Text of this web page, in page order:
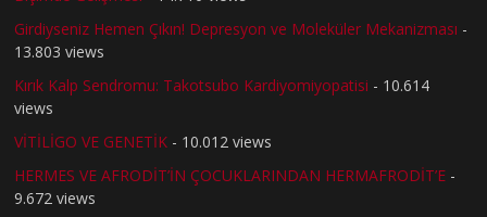
Girdiyseniz Hemen Çıkın! Depresyon ve Moleküler Mekanizması -
13.803 views
Kırık Kalp Sendromu: Takotsubo Kardiyomiyopatisi - 10.614
views
VİTİLİGO VE GENETİK - 10.012 views
HERMES VE AFRODİT’İN ÇOCUKLARINDAN HERMAFRODİT’E -
9.672 views